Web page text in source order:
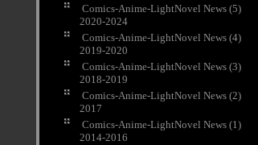
Comics-Anime-LightNovel News (5)
2020-2024
Comics-Anime-LightNovel News (4)
2019-2020
Comics-Anime-LightNovel News (3)
2018-2019
Comics-Anime-LightNovel News (2)
2017
Comics-Anime-LightNovel News (1)
2014-2016